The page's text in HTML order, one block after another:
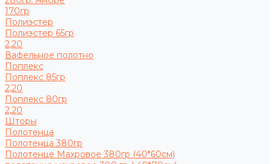
170гр
Полиэстер
Полиэстер 65гр
2,20
Вафельное полотно
Поплекс
Поплекс 85гр
2,20
Поплекс 80гр
2,20
Шторы
Полотенца
Полотенца 380гр
Полотенце Махровое 380гр (40*60см)